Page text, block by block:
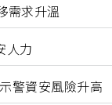
需求升溫
人力
警資安風險升高